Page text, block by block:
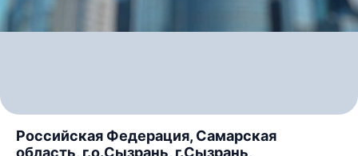
Российская Федерация, Самарская
область, г.о.Сызрань, г.Сызрань,